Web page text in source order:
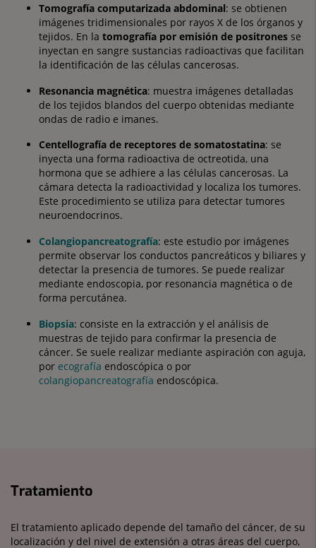
Tomografía computarizada abdominal: se obtienen
imágenes tridimensionales por rayos X de los órganos y
tejidos. En la tomografía por emisión de positrones se
inyectan en sangre sustancias radioactivas que facilitan
la identificación de las células cancerosas.
Resonancia magnética: muestra imágenes detalladas
de los tejidos blandos del cuerpo obtenidas mediante
ondas de radio e imanes.
Centellografía de receptores de somatostatina: se
inyecta una forma radioactiva de octreotida, una
hormona que se adhiere a las células cancerosas. La
cámara detecta la radioactividad y localiza los tumores.
Este procedimiento se utiliza para detectar tumores
neuroendocrinos.
Colangiopancreatografía: este estudio por imágenes
permite observar los conductos pancreáticos y biliares y
detectar la presencia de tumores. Se puede realizar
mediante endoscopia, por resonancia magnética o de
forma percutánea.
Biopsia: consiste en la extracción y el análisis de
muestras de tejido para confirmar la presencia de
cáncer. Se suele realizar mediante aspiración con aguja,
por ecografía endoscópica o por
colangiopancreatografía endoscópica.
Tratamiento
El tratamiento aplicado depende del tamaño del cáncer, de su
localización y del nivel de extensión a otras áreas del cuerpo,